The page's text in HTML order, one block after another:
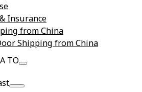
Insurance
from China
Shipping from China
TO